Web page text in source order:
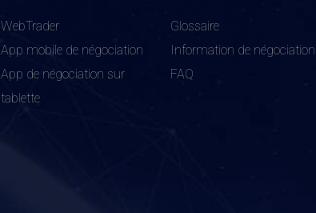
WebTrader
App mobile de négociation
App de négociation sur
tablette
Glossaire
Information de négociation
FAQ